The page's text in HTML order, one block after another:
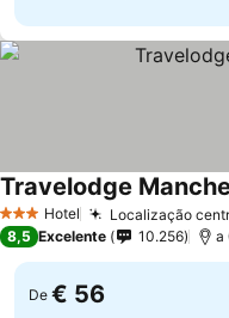
3 EstrelasHotel Localização
Travelodge
8,5 Excelente 10.256 a
De € 56